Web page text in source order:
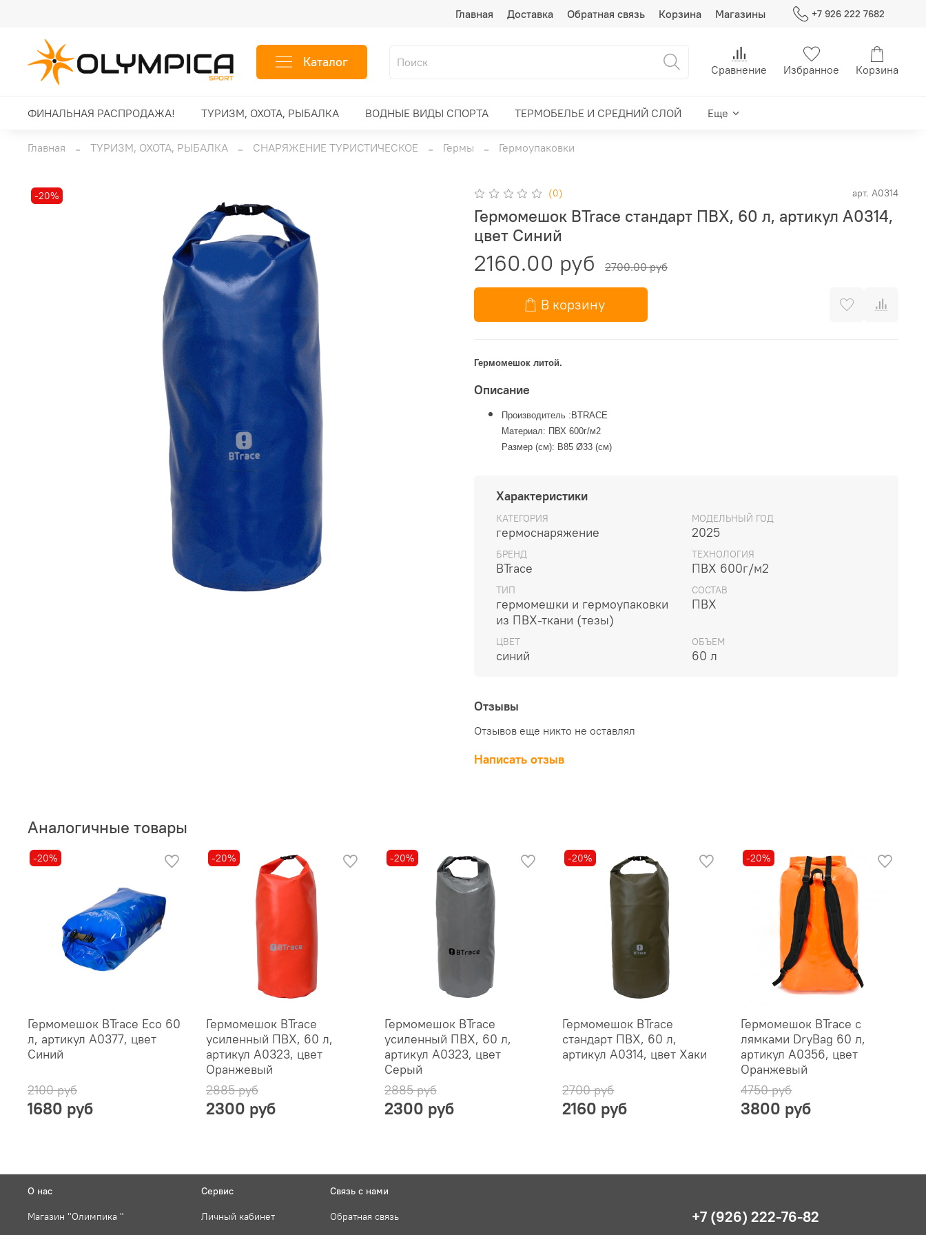
Главная Доставка Обратная связь Корзина Магазины +7 926 222 7682
Каталог Сравнение Избранное Корзина
ФИНАЛЬНАЯ РАСПРОДАЖА! ТУРИЗМ, ОХОТА, РЫБАЛКА ВОДНЫЕ ВИДЫ СПОРТА ТЕРМОБЕЛЬЕ И СРЕДНИЙ СЛОЙ Еще
Главная ТУРИЗМ, ОХОТА, РЫБАЛКА СНАРЯЖЕНИЕ ТУРИСТИЧЕСКОЕ Гермы Гермоупаковки
-20% (0) арт. A0314
Гермомешок BTrace стандарт ПВХ, 60 л, артикул A0314,
цвет Синий
2160.00 руб 2700.00 руб
В корзину
Гермомешок литой.
Описание
Производитель :BTRACE
Материал: ПВХ 600г/м2
Размер (см): В85 Ø33 (см)
Характеристики
КАТЕГОРИЯ
гермоснаряжение
МОДЕЛЬНЫЙ ГОД
2025
БРЕНД
BTrace
ТЕХНОЛОГИЯ
ПВХ 600г/м2
ТИП
гермомешки и гермоупаковки
из ПВХ-ткани (тезы)
СОСТАВ
ПВХ
ЦВЕТ
синий
ОБЪЕМ
60 л
Отзывы
Отзывов еще никто не оставлял
Написать отзыв
Аналогичные товары
-20%
Гермомешок BTrace Eco 60
л, артикул A0377, цвет
Синий
2100 руб
1680 руб
-20%
Гермомешок BTrace
усиленный ПВХ, 60 л,
артикул A0323, цвет
Оранжевый
2885 руб
2300 руб
-20%
Гермомешок BTrace
усиленный ПВХ, 60 л,
артикул A0323, цвет
Серый
2885 руб
2300 руб
-20%
Гермомешок BTrace
стандарт ПВХ, 60 л,
артикул A0314, цвет Хаки
2700 руб
2160 руб
-20%
Гермомешок BTrace с
лямками DryBag 60 л,
артикул A0356, цвет
Оранжевый
4750 руб
3800 руб
О нас
Магазин "Олимпика "
Сервис
Личный кабинет
Связь с нами
Обратная связь
+7 (926) 222-76-82